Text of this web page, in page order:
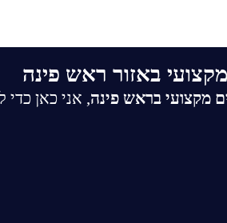
באזור ראש פינה
מקצועי בראש פינה, אני כאן